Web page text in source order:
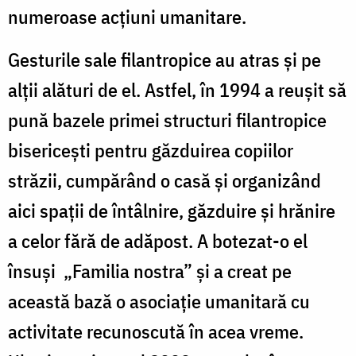
numeroase acțiuni umanitare.
Gesturile sale filantropice au atras și pe
alții alături de el. Astfel, în 1994 a reușit să
pună bazele primei structuri filantropice
bisericești pentru găzduirea copiilor
străzii, cumpărând o casă și organizând
aici spații de întâlnire, găzduire și hrănire
a celor fără de adăpost. A botezat-o el
însuși „Familia nostra” și a creat pe
această bază o asociație umanitară cu
activitate recunoscută în acea vreme.